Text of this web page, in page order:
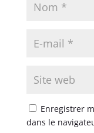
Enregistrer
dans le